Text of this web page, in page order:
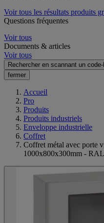
Voir tous les résultats produits
Questions fréquentes
Voir tous
Documents & articles
Voir tous
Rechercher en scannant un code-
fermer
Accueil
Pro
Produits
Produits industriels
Enveloppe industrielle
Coffret
Coffret métal avec porte
1000x800x300mm -